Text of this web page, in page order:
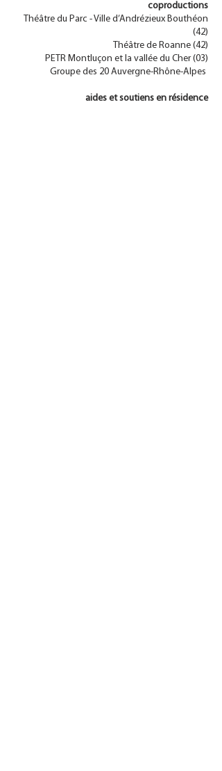
coproductions
Théâtre du Parc - Ville d’Andrézieux Bouthéon
(42)
Théâtre de Roanne (42)
PETR Montluçon et la vallée du Cher (03)
Groupe des 20 Auvergne-Rhône-Alpes
aides et soutiens en résidence